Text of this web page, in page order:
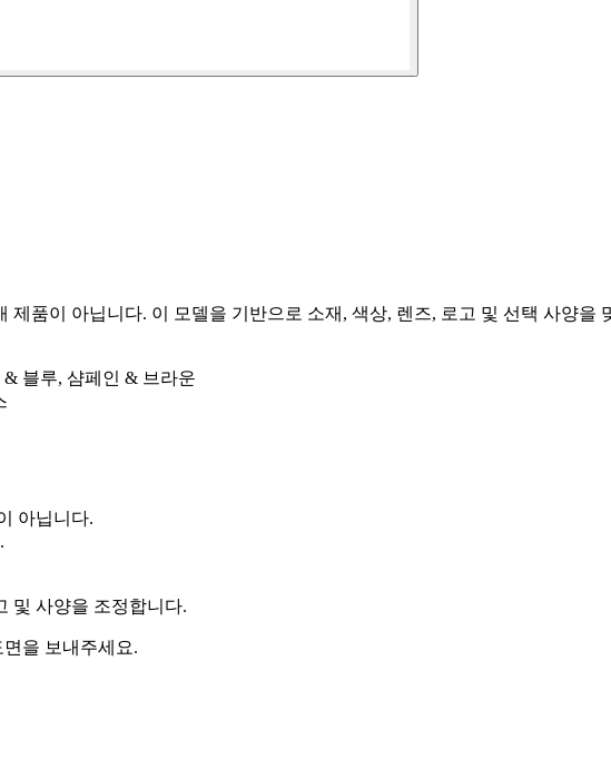
품이 아닙니다. 이 모델을 기반으로 소재, 색상, 렌즈, 로고 및 선택 사양을
블루, 샴페인 & 브라운
아닙니다.
및 사양을 조정합니다.
을 보내주세요.